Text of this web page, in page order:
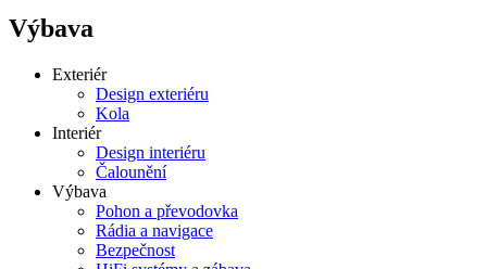
Výbava
Exteriér
Design exteriéru
Kola
Interiér
Design interiéru
Čalounění
Výbava
Pohon a převodovka
Rádia a navigace
Bezpečnost